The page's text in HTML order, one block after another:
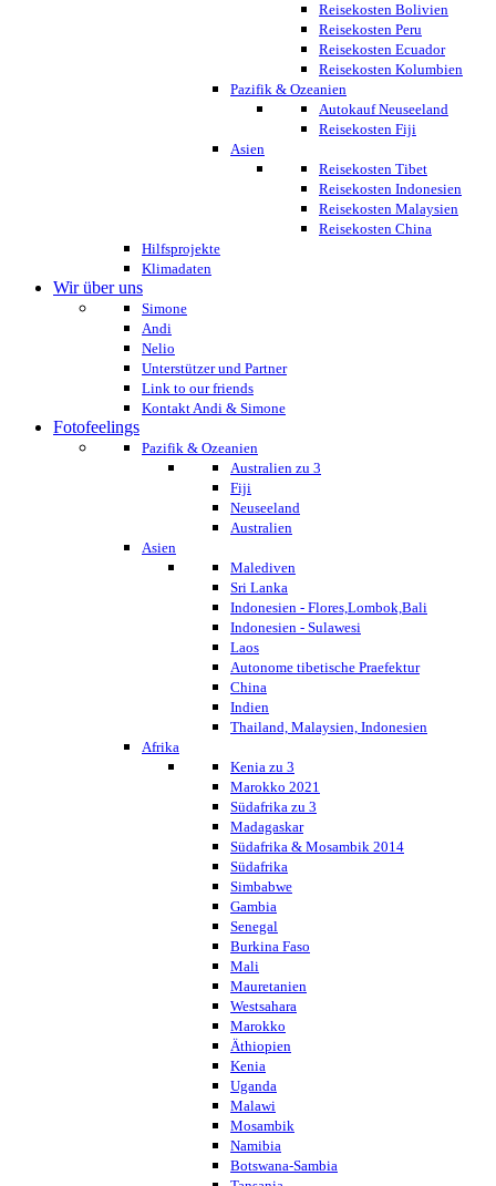
Reisekosten Bolivien
Reisekosten Peru
Reisekosten Ecuador
Reisekosten Kolumbien
Pazifik & Ozeanien
Autokauf Neuseeland
Reisekosten Fiji
Asien
Reisekosten Tibet
Reisekosten Indonesien
Reisekosten Malaysien
Reisekosten China
Hilfsprojekte
Klimadaten
Wir über uns
Simone
Andi
Nelio
Unterstützer und Partner
Link to our friends
Kontakt Andi & Simone
Fotofeelings
Pazifik & Ozeanien
Australien zu 3
Fiji
Neuseeland
Australien
Asien
Malediven
Sri Lanka
Indonesien - Flores,Lombok,Bali
Indonesien - Sulawesi
Laos
Autonome tibetische Praefektur
China
Indien
Thailand, Malaysien, Indonesien
Afrika
Kenia zu 3
Marokko 2021
Südafrika zu 3
Madagaskar
Südafrika & Mosambik 2014
Südafrika
Simbabwe
Gambia
Senegal
Burkina Faso
Mali
Mauretanien
Westsahara
Marokko
Äthiopien
Kenia
Uganda
Malawi
Mosambik
Namibia
Botswana-Sambia